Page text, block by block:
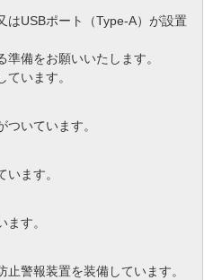
はUSBポート（Type-A）が設置
準備をお願いいたします。
います。
いています。
ます。
ます。
止警報装置を装備しています。